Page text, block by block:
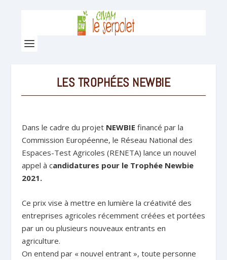
LES TROPHÉES NEWBIE
Dans le cadre du projet NEWBIE financé par la
Commission Européenne, le Réseau National des
Espaces-Test Agricoles (RENETA) lance un nouvel
appel à candidatures pour le Trophée Newbie
2021.
Ce prix vise à mettre en lumière la créativité des
entreprises agricoles récemment créées et portées
par un ou plusieurs nouveaux entrants en
agriculture.
On entend par « nouvel entrant », toute personne